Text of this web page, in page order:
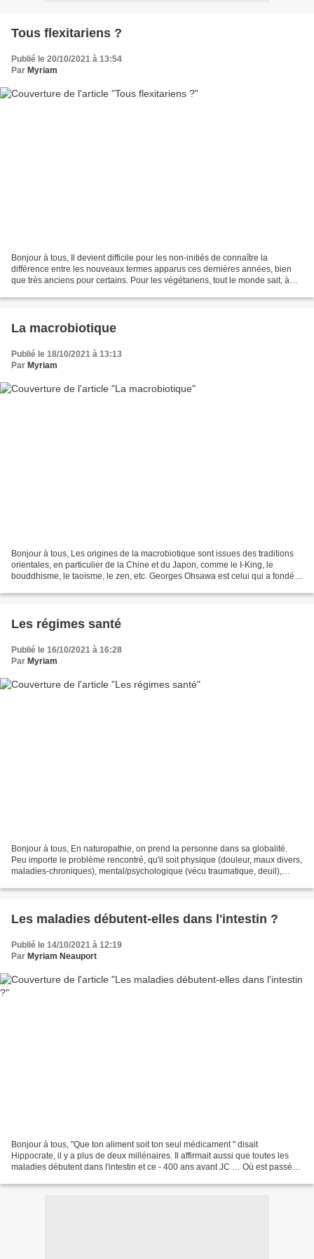
Tous flexitariens ?
Publié le 20/10/2021 à 13:54
Par Myriam
Bonjour à tous, Il devient difficile pour les non-initiés de connaître la
différence entre les nouveaux termes apparus ces dernières années, bien
que très anciens pour certains. Pour les végétariens, tout le monde sait, à
La macrobiotique
Publié le 18/10/2021 à 13:13
Par Myriam
Bonjour à tous, Les origines de la macrobiotique sont issues des traditions
orientales, en particulier de la Chine et du Japon, comme le I-King, le
bouddhisme, le taoïsme, le zen, etc. Georges Ohsawa est celui qui a fondé
Les régimes santé
Publié le 16/10/2021 à 16:28
Par Myriam
Bonjour à tous, En naturopathie, on prend la personne dans sa globalité.
Peu importe le problème rencontré, qu'il soit physique (douleur, maux divers,
maladies-chroniques), mental/psychologique (vécu traumatique, deuil),
Les maladies débutent-elles dans l'intestin ?
Publié le 14/10/2021 à 12:19
Par Myriam Neauport
Bonjour à tous, "Que ton aliment soit ton seul médicament " disait
Hippocrate, il y a plus de deux millénaires. Il affirmait aussi que toutes les
maladies débutent dans l'intestin et ce - 400 ans avant JC … Où est passé